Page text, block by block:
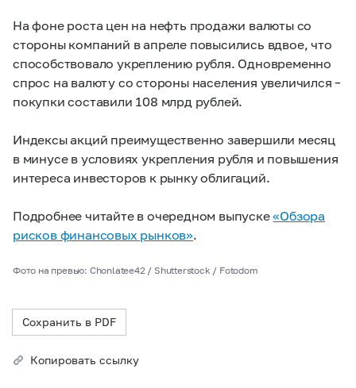
На фоне роста цен на нефть продажи валюты со
стороны компаний в апреле повысились вдвое, что
способствовало укреплению рубля. Одновременно
спрос на валюту со стороны населения увеличился –
покупки составили 108 млрд рублей.
Индексы акций преимущественно завершили месяц
в минусе в условиях укрепления рубля и повышения
интереса инвесторов к рынку облигаций.
Подробнее читайте в очередном выпуске«Обзора
рисков финансовых рынков».
Фото на превью: Chonlatee42 / Shutterstock / Fotodom
Сохранить в PDF
Копировать ссылку